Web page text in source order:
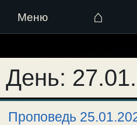
Меню ⌂
к
содержимому
День:
Проповедь